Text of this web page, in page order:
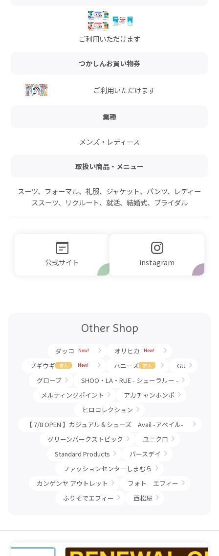
ご利用いただけます
つかしんお買い物券
ご利用いただけます
業種
メンズ・レディース
取扱い商品・メニュー
スーツ、フォーマル、礼服、ジャケット、パンツ、レディー
ススーツ、リクルート、就活、結婚式、ブライダル
公式サイト
Other Shop
ダッコ New! オリヒカ New!
ブギウギ 求人 New! ハニーズ 求人
GU
グローブ
SHOO・LA・RUE - シューラルー -
メルティングポイント
アカチャンホンポ
ヒロコレクション
【 7/8 OPEN 】カジュアル＆シューズ Avail -アベイル-
グリーンパークストピック
ユニクロ
Standard Products
バースデイ
ファッションセンターしまむら
カンゲンヤ アウトレット
フォト エフィー
ふりそでエフィー
西松屋